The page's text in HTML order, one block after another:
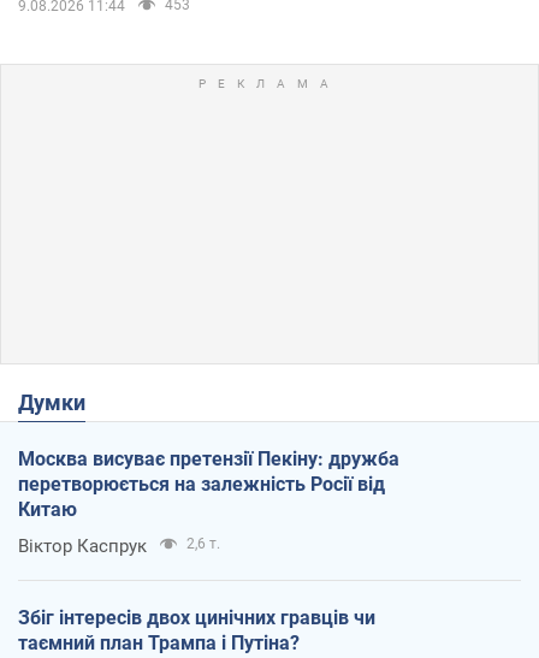
9.08.2026 11:44 453
Думки
Москва висуває претензії Пекіну: дружба
перетворюється на залежність Росії від
Китаю
Віктор Каспрук 2,6 т.
Збіг інтересів двох цинічних гравців чи
таємний план Трампа і Путіна?